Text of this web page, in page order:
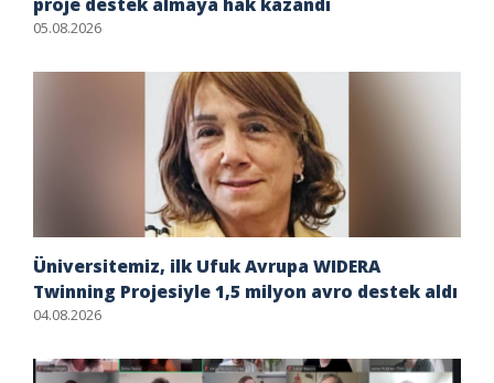
05.08.2026
Üniversitemiz, ilk Ufuk Avrupa WIDERA
Twinning Projesiyle 1,5 milyon avro destek aldı
04.08.2026